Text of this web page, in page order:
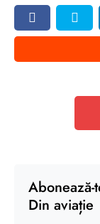
Din aviație